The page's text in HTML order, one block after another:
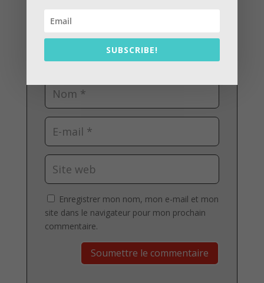
Enregistrer mon nom, mon e-mail et mon
site dans le navigateur pour mon prochain
commentaire.
Soumettre le commentaire
SUBSCRIBE!